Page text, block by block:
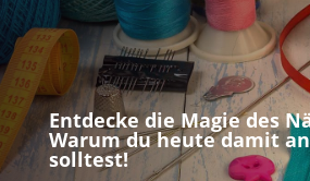
Entdecke die Magie des
Warum du heute damit
solltest!